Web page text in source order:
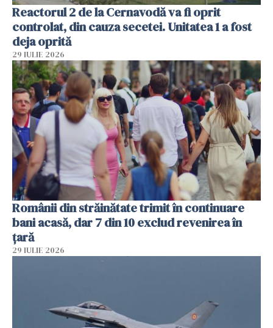
Reactorul 2 de la Cernavodă va fi oprit
controlat, din cauza secetei. Unitatea 1 a fost
deja oprită
29 IULIE 2026
Românii din străinătate trimit în continuare
bani acasă, dar 7 din 10 exclud revenirea în
țară
29 IULIE 2026